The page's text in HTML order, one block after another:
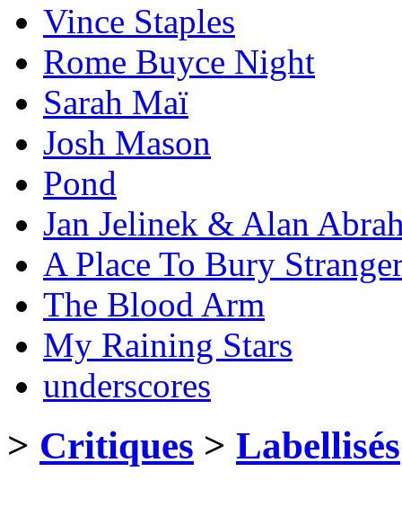
Vince Staples
Rome Buyce Night
Sarah Maï
Josh Mason
Pond
Jan Jelinek & Alan
A Place To Bury
The Blood Arm
My Raining Stars
underscores
> Critiques > Labellisés